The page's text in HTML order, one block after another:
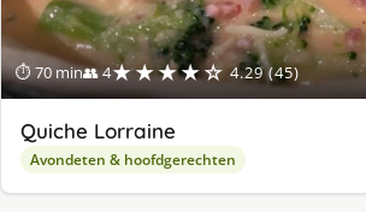
⏱ 70 min👥 4★★★★☆ 4.29 (45)
Quiche Lorraine
Avondeten & hoofdgerechten